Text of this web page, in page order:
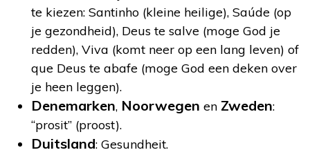
te kiezen: Santinho (kleine heilige), Saúde (op
je gezondheid), Deus te salve (moge God je
redden), Viva (komt neer op een lang leven) of
que Deus te abafe (moge God een deken over
je heen leggen).
Denemarken, Noorwegen en Zweden:
“prosit” (proost).
Duitsland: Gesundheit.